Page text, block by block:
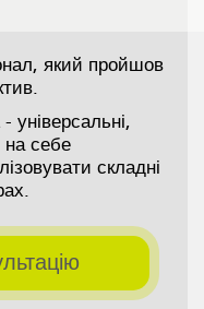
який пройшов
на себе
складні